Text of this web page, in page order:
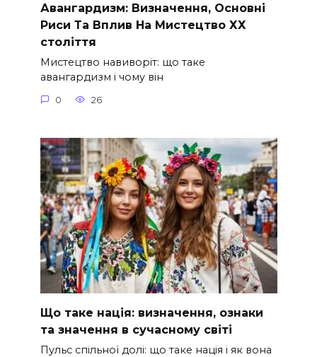
Авангардизм: Визначення, Основні
Риси Та Вплив На Мистецтво ХХ
століття
Мистецтво навиворіт: що таке
авангардизм і чому він
0 26
Що таке нація: визначення, ознаки
та значення в сучасному світі
Пульс спільної долі: що таке нація і як вона